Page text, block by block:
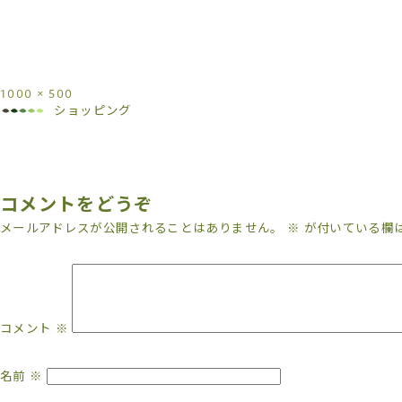
1000 × 500
ショッピング
コメントをどうぞ
メールアドレスが公開されることはありません。 ※ が付いている欄
コメント ※
名前 ※